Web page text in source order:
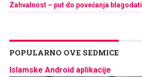
Zahvalnost – put do povećanja blagodati
POPULARNO OVE SEDMICE
Islamske Android aplikacije